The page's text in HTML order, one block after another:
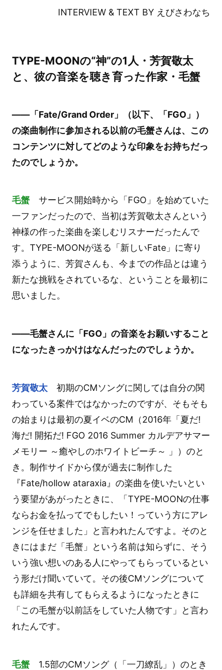
INTERVIEW & TEXT BY えびさわなち
TYPE-MOONの“神”の1人・芳賀敬太
と、彼の音楽を聴き育った作家・毛蟹
――「Fate/Grand Order」（以下、「FGO」）
の楽曲制作に参加される以前の毛蟹さんは、この
コンテンツに対してどのような印象をお持ちだっ
たのでしょうか。
毛蟹サービス開始時から「FGO」を始めていた
一ファンだったので、当初は芳賀敬太さんという
神様の作った楽曲を楽しむリスナーだったんで
す。TYPE-MOONが送る「新しいFate」に寄り
添うように、芳賀さんも、今までの作品とは違う
新たな挑戦をされているな、ということを最初に
思いました。
――毛蟹さんに「FGO」の音楽をお願いすること
になったきっかけはなんだったのでしょうか。
芳賀敬太初期のCMソングに関しては自分の関
わっている案件ではなかったのですが、そもそも
の始まりは最初の夏イベのCM（2016年「夏だ!
海だ! 開拓だ! FGO 2016 Summer カルデアサマー
メモリー ～癒やしのホワイトビーチ～ 」）のと
き。制作サイドから僕が過去に制作した
『Fate/hollow ataraxia』の楽曲を使いたいとい
う要望があがったときに、「TYPE-MOONの仕事
ならお金を払ってでもしたい！っていう方にアレ
ンジを任せました」と言われたんですよ。そのと
きにはまだ「毛蟹」という名前は知らずに、そう
いう強い想いのある人にやってもらっているとい
う形だけ聞いていて。その後CMソングについて
も詳細を共有してもらえるようになったときに
「この毛蟹が以前話をしていた人物です」と言わ
れたんです。
毛蟹1.5部のCMソング（「一刀繚乱」）のとき